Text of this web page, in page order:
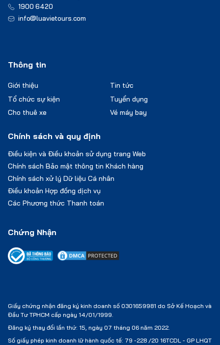
Chứng Nhận
Giấy chứng nhận đăng ký kinh doanh số 0301659981 do Sở Kế Hoạch và
Đầu Tư TPHCM cấp ngày 14/01/1999.
Đăng ký thay đổi lần thứ: 15, ngày 07 tháng 06 năm 2022.
Số giấy phép kinh doanh lữ hành quốc tế: 79 -228 /20 16TCDL - GP LHQT
1900 6420
info@luavietours.com
Thông tin
Giới thiệu
Tổ chức sự kiện
Cho thuê xe
Vé máy bay
Tin tức
Tuyển dụng
Chính sách và quy định
Điều kiện và Điều khoản sử dụng trang Web
Chính sách Bảo mật thông tin Khách hàng
Chính sách xử lý Dữ liệu Cá nhân
Điều khoản Hợp đồng dịch vụ
Các Phương thức Thanh toán